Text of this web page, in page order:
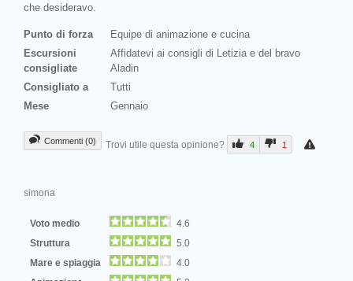
che desideravo.
Punto di forza
Equipe di animazione e cucina
Escursioni
consigliate
Affidatevi ai consigli di Letizia e del bravo
Aladin
Consigliato a
Tutti
Mese
Gennaio
Commenti (0) Trovi utile questa opinione? 4 1
simona
Voto medio
4.6
Struttura
5.0
Mare e spiaggia
4.0